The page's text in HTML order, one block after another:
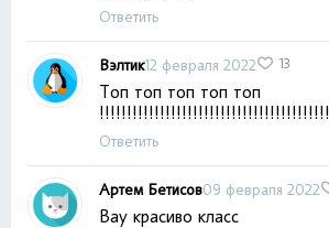
Ответить
Вэлтик12 февраля 2022 13
Топ топ топ топ топ
Ответить
Артем Бетисов09 февраля 2022
Вау красиво класс